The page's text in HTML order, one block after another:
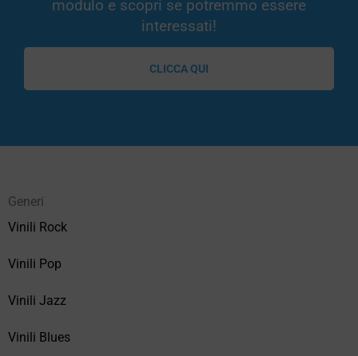
modulo e scopri se potremmo essere
interessati!
CLICCA QUI
Generi
Vinili Rock
Vinili Pop
Vinili Jazz
Vinili Blues